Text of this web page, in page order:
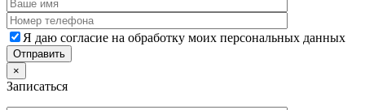
Я даю согласие на обработку моих персональных данных
×
Записаться